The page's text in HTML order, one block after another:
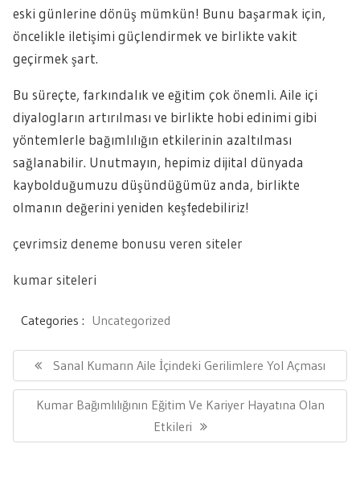
eski günlerine dönüş mümkün! Bunu başarmak için,
öncelikle iletişimi güçlendirmek ve birlikte vakit
geçirmek şart.
Bu süreçte, farkındalık ve eğitim çok önemli. Aile içi
diyalogların artırılması ve birlikte hobi edinimi gibi
yöntemlerle bağımlılığın etkilerinin azaltılması
sağlanabilir. Unutmayın, hepimiz dijital dünyada
kaybolduğumuzu düşündüğümüz anda, birlikte
olmanın değerini yeniden keşfedebiliriz!
çevrimsiz deneme bonusu veren siteler
kumar siteleri
Categories : Uncategorized
gezinmesiPrevious
Post:
Sanal Kumarın Aile İçindeki Gerilimlere Yol Açması
Next
Kumar Bağımlılığının Eğitim Ve Kariyer Hayatına Olan
Etkileri